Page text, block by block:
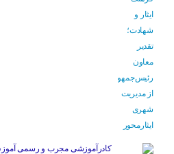
کادرآموزشی مجرب و رسمی